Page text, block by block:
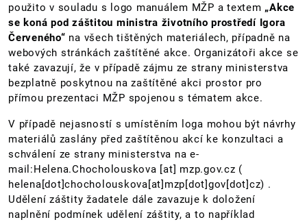
použito v souladu s logo manuálem MŽP a textem „Akce
se koná pod záštitou ministra životního prostředí Igora
Červeného“ na všech tištěných materiálech, případně na
webových stránkách zaštítěné akce. Organizátoři akce se
také zavazují, že v případě zájmu ze strany ministerstva
bezplatně poskytnou na zaštítěné akci prostor pro
přímou prezentaci MŽP spojenou s tématem akce.
V případě nejasností s umístěním loga mohou být návrhy
materiálů zaslány před zaštítěnou akcí ke konzultaci a
schválení ze strany ministerstva na e-
mail:Helena.Chocholouskova [at] mzp.gov.cz (
helena[dot]chocholouskova[at]mzp[dot]gov[dot]cz) .
Udělení záštity žadatele dále zavazuje k doložení
naplnění podmínek udělení záštity, a to například